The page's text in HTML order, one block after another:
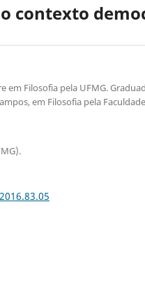
contexto
em Filosofia pela UFMG.
em Filosofia pela